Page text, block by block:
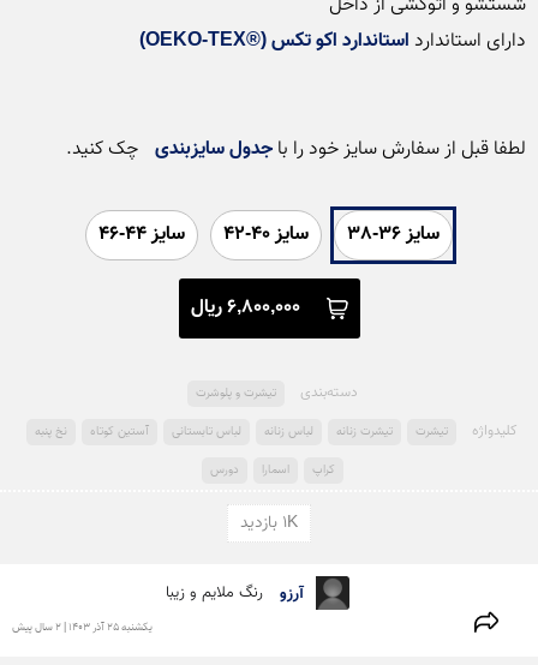
سایز 36-38 سایز 40-42 سایز 44-46
6,800,000 ریال
دارای استاندارد استاندارد اکو تکس (®OEKO-TEX)
لطفا قبل از سفارش سایز خود را با جدول سایزبندی چک کنید.
دسته‌بندی تیشرت و پلوشرت
کلید‌واژه تیشرت تیشرت زنانه لباس زنانه لباس تابستانی آستین کوتاه نخ پنبه
کراپ اسمارا دورس
1K بازدید
آرزو رنگ ملایم و زیبا
يكشنبه 25 آذر 1403 | 2 سال پیش